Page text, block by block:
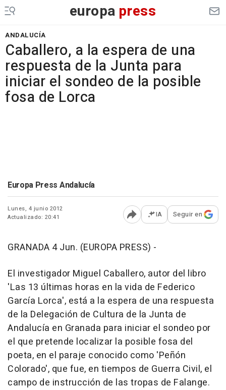
europa press
ANDALUCÍA
Caballero, a la espera de una
respuesta de la Junta para
iniciar el sondeo de la posible
fosa de Lorca
Europa Press Andalucía
Lunes, 4 junio 2012
Actualizado: 20:41
Abrir opciones para
IA Seguir en
GRANADA 4 Jun. (EUROPA PRESS) -
El investigador Miguel Caballero, autor del libro
'Las 13 últimas horas en la vida de Federico
García Lorca', está a la espera de una respuesta
de la Delegación de Cultura de la Junta de
Andalucía en Granada para iniciar el sondeo por
el que pretende localizar la posible fosa del
poeta, en el paraje conocido como 'Peñón
Colorado', que fue, en tiempos de Guerra Civil, el
campo de instrucción de las tropas de Falange.